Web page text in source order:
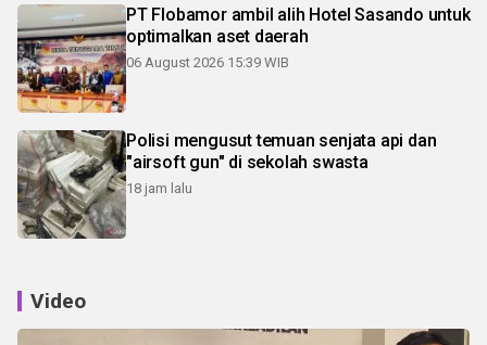
PT Flobamor ambil alih Hotel Sasando untuk
optimalkan aset daerah
06 August 2026 15:39 WIB
Polisi mengusut temuan senjata api dan
"airsoft gun" di sekolah swasta
18 jam lalu
Video